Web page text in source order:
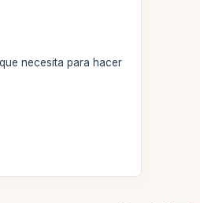
necesita para hacer